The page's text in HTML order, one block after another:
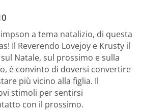
a tema natalizio, di questa
Il Reverendo Lovejoy e Krusty il
Natale, sul prossimo e sulla
è convinto di doversi convertire
più vicino alla figlia. Il
stimoli per sentirsi
con il prossimo.